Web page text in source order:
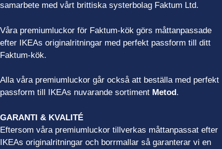
samarbete med vårt brittiska systerbolag Faktum Ltd.
Våra premiumluckor för Faktum-kök görs måttanpassade
efter IKEAs originalritningar med perfekt passform till ditt
Faktum-kök.
Alla våra premiumluckor går också att beställa med perfekt
passform till IKEAs nuvarande sortiment Metod .
GARANTI & KVALITÉ
Eftersom våra premiumluckor tillverkas måttanpassat efter
IKEAs originalritningar och borrmallar så garanterar vi en